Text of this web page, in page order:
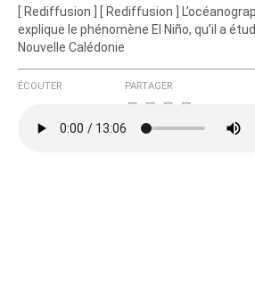
[ Rediffusion ] [ Rediffusion ]
explique le phénomène El Niño, qu’il a
Nouvelle Calédonie
ÉCOUTER PARTAGER